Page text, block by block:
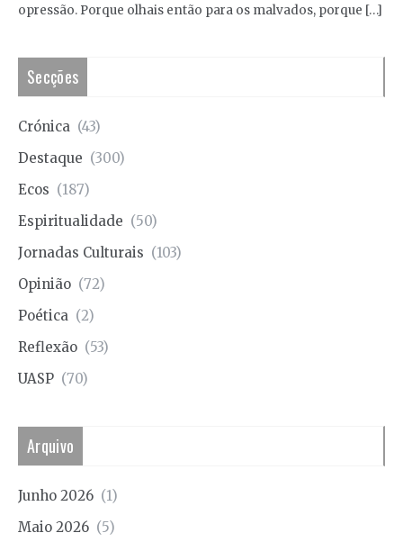
opressão. Porque olhais então para os malvados, porque […]
Secções
Crónica (43)
Destaque (300)
Ecos (187)
Espiritualidade (50)
Jornadas Culturais (103)
Opinião (72)
Poética (2)
Reflexão (53)
UASP (70)
Arquivo
Junho 2026 (1)
Maio 2026 (5)